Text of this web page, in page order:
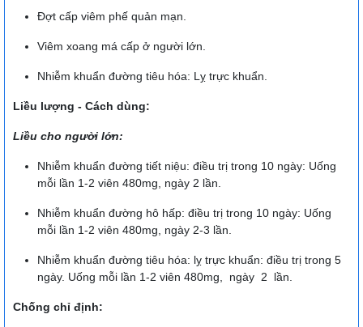
Đợt cấp viêm phế quản mạn.
Viêm xoang má cấp ở người lớn.
Nhiễm khuẩn đường tiêu hóa: Lỵ trực khuẩn.
Liều lượng - Cách dùng:
Liều cho người lớn:
Nhiễm khuẩn đường tiết niệu: điều trị trong 10 ngày: Uống
mỗi lần 1-2 viên 480mg, ngày 2 lần.
Nhiễm khuẩn đường hô hấp: điều trị trong 10 ngày: Uống
mỗi lần 1-2 viên 480mg, ngày 2-3 lần.
Nhiễm khuẩn đường tiêu hóa: lỵ trực khuẩn: điều trị trong 5
ngày. Uống mỗi lần 1-2 viên 480mg, ngày 2 lần.
Chống chỉ định: